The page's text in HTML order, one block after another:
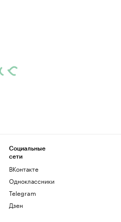
Социальные
сети
ВКонтакте
Одноклассники
Telegram
Дзен